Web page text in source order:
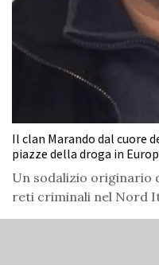
Il clan Marando dal cuore
piazze della droga in
Un sodalizio originario
reti criminali nel Nord